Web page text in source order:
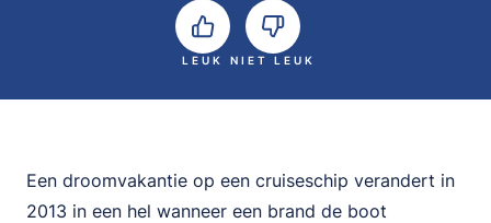
LEUK NIET LEUK
Een droomvakantie op een cruiseschip verandert in
2013 in een hel wanneer een brand de boot